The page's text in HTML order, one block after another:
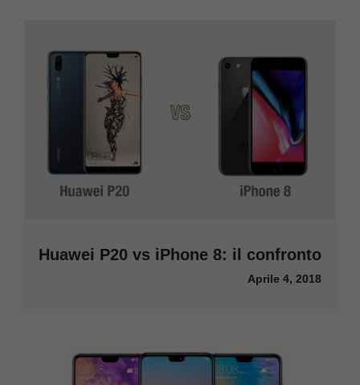
Huawei P20 vs iPhone 8: il confronto
Aprile 4, 2018